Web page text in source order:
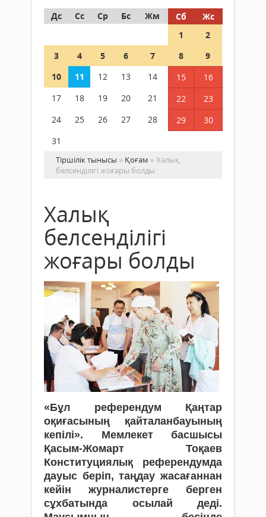
Дс
Сс Ср Бс Жм Сб
Жс
1
2
3
4 5 6 7 8
9
10
11 12 13 14 15
16
17
18 19 20 21 22
23
24
25 26 27 28 29
30
31
Тіршілік тынысы » Қоғам » Халық
белсенділігі жоғары болды
Халық
белсенділігі
жоғары болды
«Бұл референдум Қаңтар
оқиғасының қай­та­ланбауының
кепілі». Мемлекет басшысы
Қасым-Жомарт Тоқаев
Конституциялық референдумда
дауыс беріп, таңдау жасағаннан
кейін журналистерге берген
сұхбатында осылай деді.